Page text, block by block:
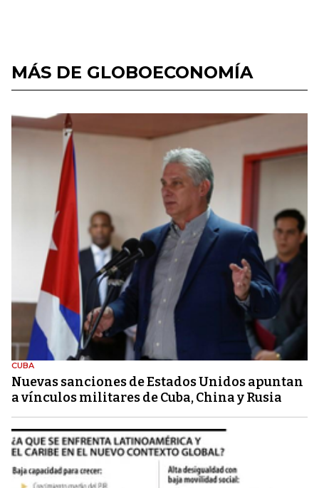
MÁS DE GLOBOECONOMÍA
CUBA
Nuevas sanciones de Estados Unidos apuntan
a vínculos militares de Cuba, China y Rusia